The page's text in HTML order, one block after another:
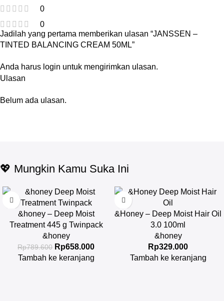
0
0
Ulasan
Belum ada ulasan.
Jadilah yang pertama memberikan ulasan “JANSSEN –
TINTED BALANCING CREAM 50ML”
Anda harus login untuk mengirimkan ulasan.
💖 Mungkin Kamu Suka Ini
&honey – Deep Moist
Treatment 445 g Twinpack
&honey
Rp789.600 Rp658.000
Tambah ke keranjang
&Honey – Deep Moist Hair Oil
3.0 100ml
&honey
Rp329.000
Tambah ke keranjang